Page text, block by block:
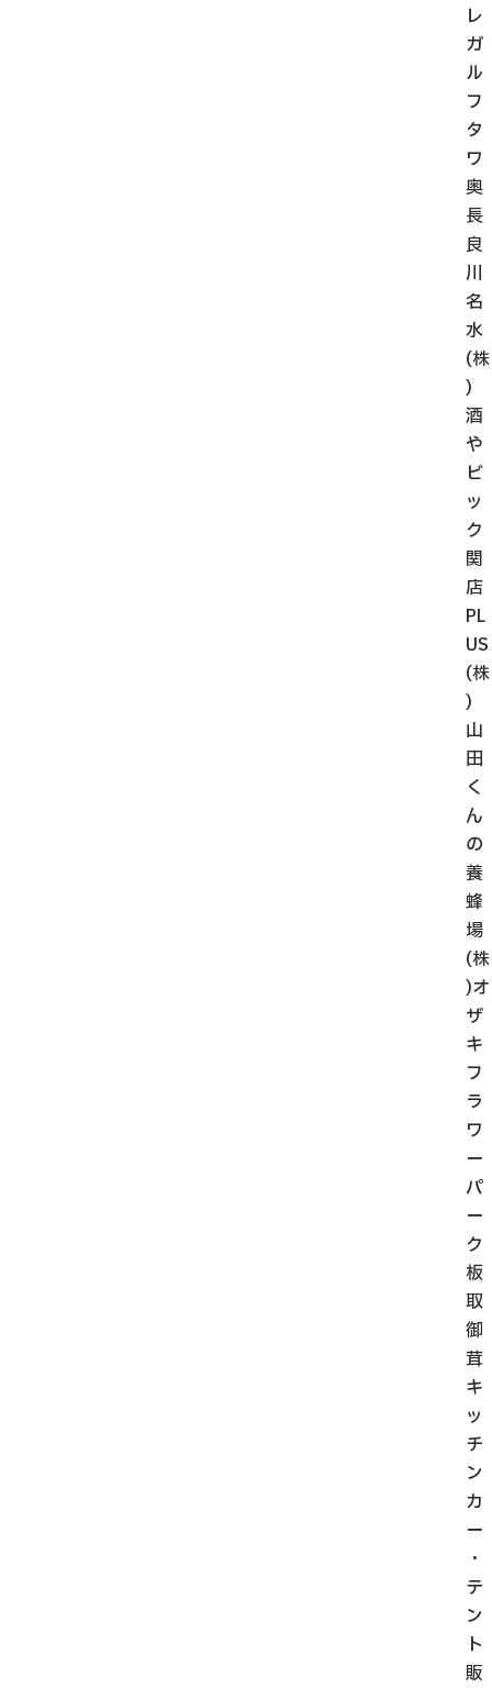
レ
ガ
ル
フ
タ
ワ
奥
長
良
川
名
水
(株
)
酒
や
ビ
ッ
ク
関
店
PL
US
(株
)
山
田
く
ん
の
養
蜂
場
(株
)オ
ザ
キ
フ
ラ
ワ
ー
パ
ー
ク
板
取
御
茸
キ
ッ
チ
ン
カ
ー
・
テ
ン
ト
販